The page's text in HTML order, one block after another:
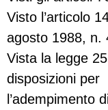
Visto l’articolo
agosto 1988, n.
Vista la legge
disposizioni per
l’adempimento